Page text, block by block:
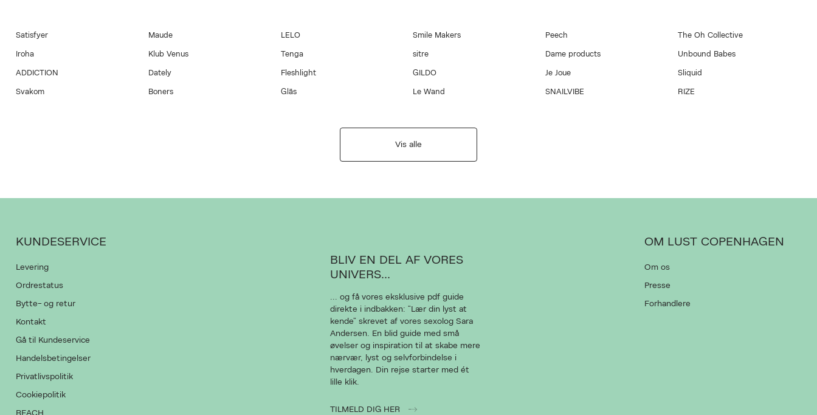
Satisfyer Maude LELO Smile Makers Peech The Oh Collective
Iroha Klub Venus Tenga sitre Dame products Unbound Babes
ADDICTION Dately Fleshlight GILDO Je Joue Sliquid
Svakom Boners Gläs Le Wand SNAILVIBE RIZE
Vis alle
KUNDESERVICE
Levering
Ordrestatus
Bytte- og retur
Kontakt
Gå til Kundeservice
Handelsbetingelser
Privatlivspolitik
Cookiepolitik
REACH
BLIV EN DEL AF VORES
UNIVERS...
... og få vores eksklusive pdf guide
direkte i indbakken: “Lær din lyst at
kende” skrevet af vores sexolog Sara
Andersen. En blid guide med små
øvelser og inspiration til at skabe mere
nærvær, lyst og selvforbindelse i
hverdagen. Din rejse starter med ét
lille klik.
TILMELD DIG HER
OM LUST COPENHAGEN
Om os
Presse
Forhandlere